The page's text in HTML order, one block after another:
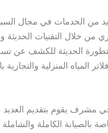
الخدمات في مجال
من خلال التقنيات
الحديثة للكشف عن
المياه المنزلية
يقوم بتقديم العديد
بالصيانة الكاملة